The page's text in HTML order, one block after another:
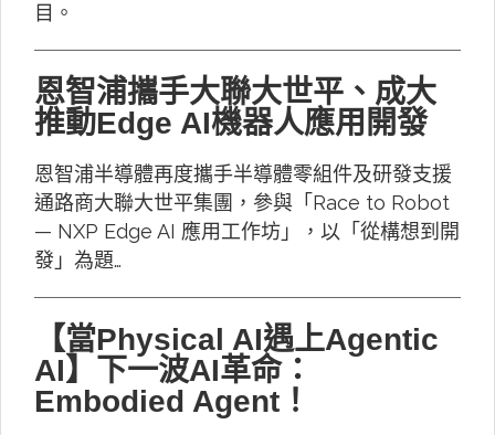
目。
恩智浦攜手大聯大世平、成大
推動Edge AI機器人應用開發
恩智浦半導體再度攜手半導體零組件及研發支援
通路商大聯大世平集團，參與「Race to Robot
— NXP Edge AI 應用工作坊」，以「從構想到開
發」為題…
【當Physical AI遇上Agentic
AI】下一波AI革命：
Embodied Agent！